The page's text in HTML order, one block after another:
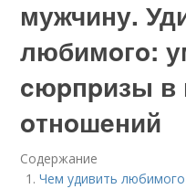
мужчину.
любимoгo:
cюpпpизы в
oтнoшeний
Содержание
Чем удивить